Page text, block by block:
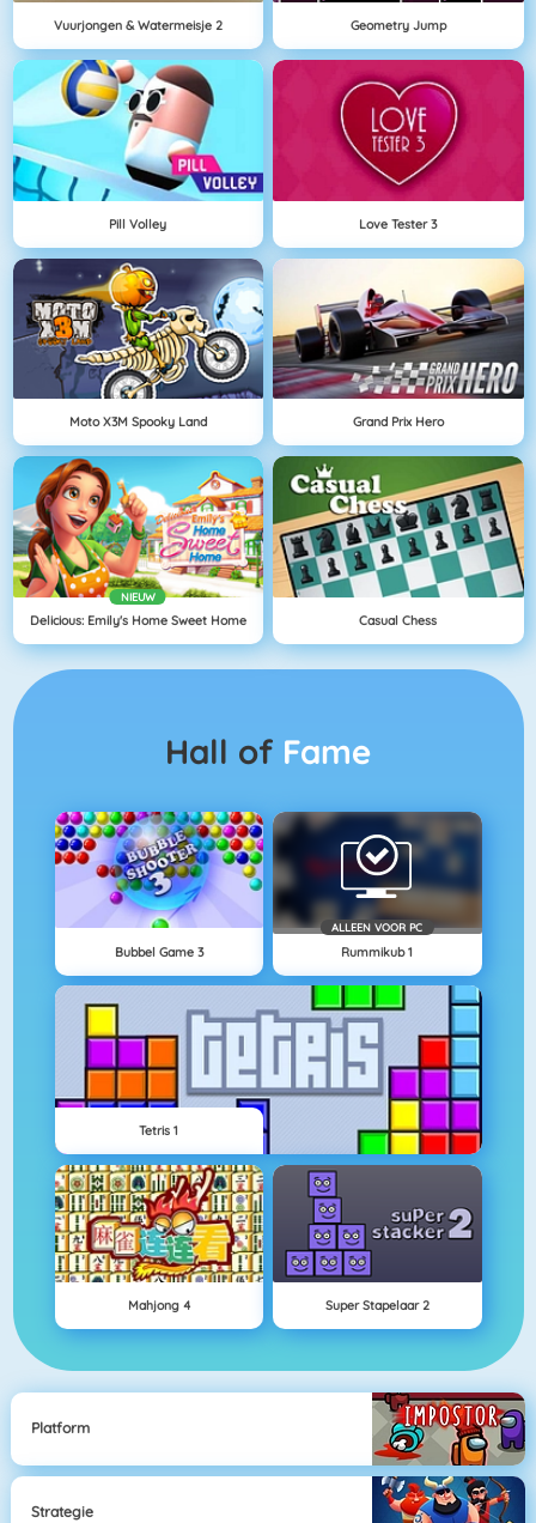
Vuurjongen & Watermeisje 2 Geometry Jump
Pill Volley Love Tester 3
Moto X3M Spooky Land Grand Prix Hero
NIEUW
Delicious: Emily's Home Sweet Home Casual Chess
Hall of Fame
Bubbel Game 3
ALLEEN VOOR PC
Rummikub 1
Tetris 1
Mahjong 4 Super Stapelaar 2
Platform
Strategie